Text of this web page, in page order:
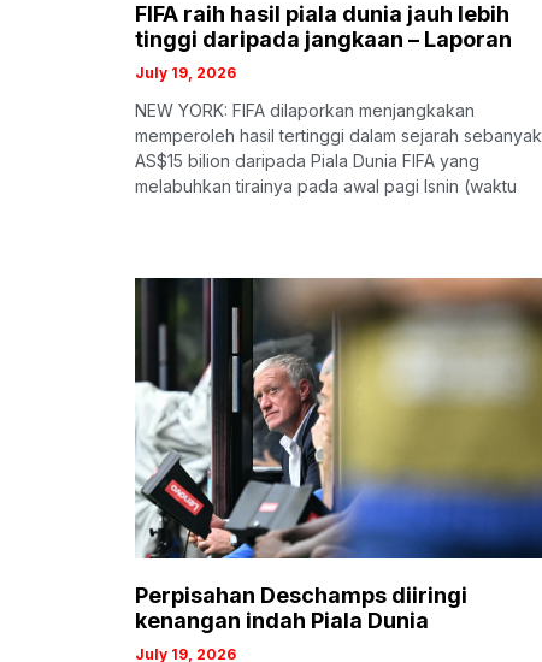
FIFA raih hasil piala dunia jauh lebih
tinggi daripada jangkaan – Laporan
July 19, 2026
NEW YORK: FIFA dilaporkan menjangkakan
memperoleh hasil tertinggi dalam sejarah sebanyak
AS$15 bilion daripada Piala Dunia FIFA yang
melabuhkan tirainya pada awal pagi Isnin (waktu
Perpisahan Deschamps diiringi
kenangan indah Piala Dunia
July 19, 2026